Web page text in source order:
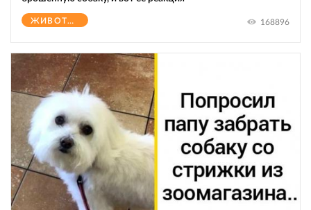
ЖИВОТНЫЕ 168896